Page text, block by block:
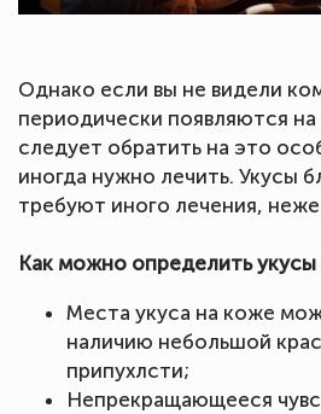
Однако если вы не видели
периодически появляются
следует обратить на это
иногда нужно лечить. Укусы
требуют иного лечения,
Как можно определить укусы
Места укуса на коже
наличию небольшой
припухлсти;
Непрекращающееся